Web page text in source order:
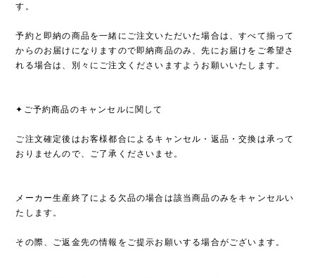
す。
予約と即納の商品を一緒にご注文いただいた場合は、すべて揃って
からのお届けになりますので即納商品のみ、先にお届けをご希望さ
れる場合は、別々にご注文くださいますようお願いいたします。
✦ご予約商品のキャンセルに関して
ご注文確定後はお客様都合によるキャンセル・返品・交換は承って
おりませんので、ご了承くださいませ。
メーカー生産終了による欠品の場合は該当商品のみをキャンセルい
たします。
その際、ご返金先の情報をご提示お願いする場合がございます。